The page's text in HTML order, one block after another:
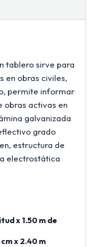
tablero sirve para
en obras civiles,
permite informar
obras activas en
galvanizada
grado
estructura de
electrostática
x 1.50 m de
x 2.40 m